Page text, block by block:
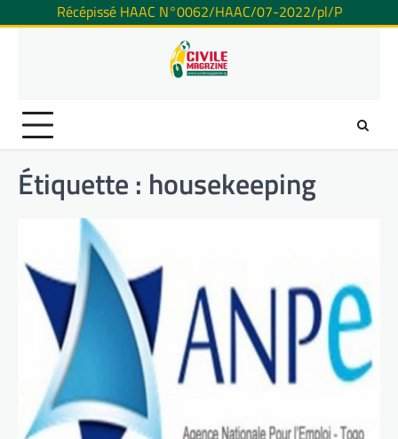
Récépissé HAAC N°0062/HAAC/07-2022/pl/P
Étiquette : housekeeping